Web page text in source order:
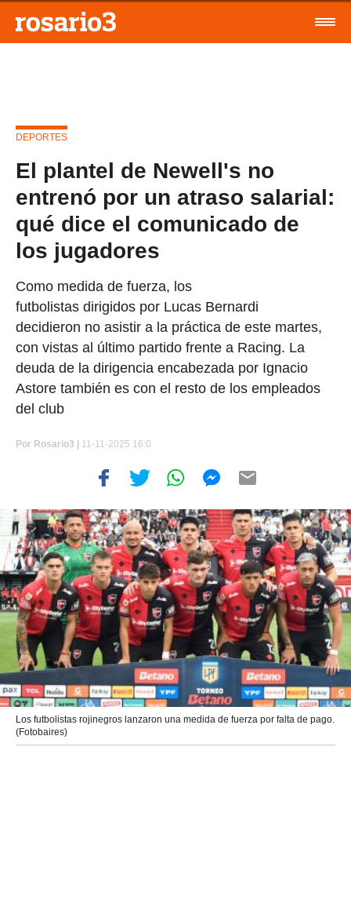
DEPORTES
El plantel de Newell's no
entrenó por un atraso salarial:
qué dice el comunicado de
los jugadores
Como medida de fuerza, los
futbolistas dirigidos por Lucas Bernardi
decidieron no asistir a la práctica de este martes,
con vistas al último partido frente a Racing. La
deuda de la dirigencia encabezada por Ignacio
Astore también es con el resto de los empleados
del club
Por Rosario3 | 11-11-2025 16:0
Los futbolistas rojinegros lanzaron una medida de fuerza por falta de pago.
(Fotobaires)